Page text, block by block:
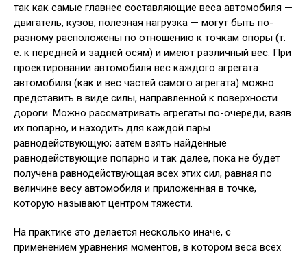
так как самые главнее составляющие веса автомобиля —
двигатель, кузов, полезная нагрузка — могут быть по-
разному расположены по отношению к точкам опоры (т.
е. к передней и задней осям) и имеют различный вес. При
проектировании автомобиля вес каждого агрегата
автомобиля (как и вес частей самого агрегата) можно
представить в виде силы, направленной к поверхности
дороги. Можно рассматривать агрегаты по-очереди, взяв
их попарно, и находить для каждой пары
равнодействующую; затем взять найденные
равнодействующие попарно и так далее, пока не будет
получена равнодействующая всех этих сил, равная по
величине весу автомобиля и приложенная в точке,
которую называют центром тяжести.
На практике это делается несколько иначе, с
применением уравнения моментов, в котором веса всех